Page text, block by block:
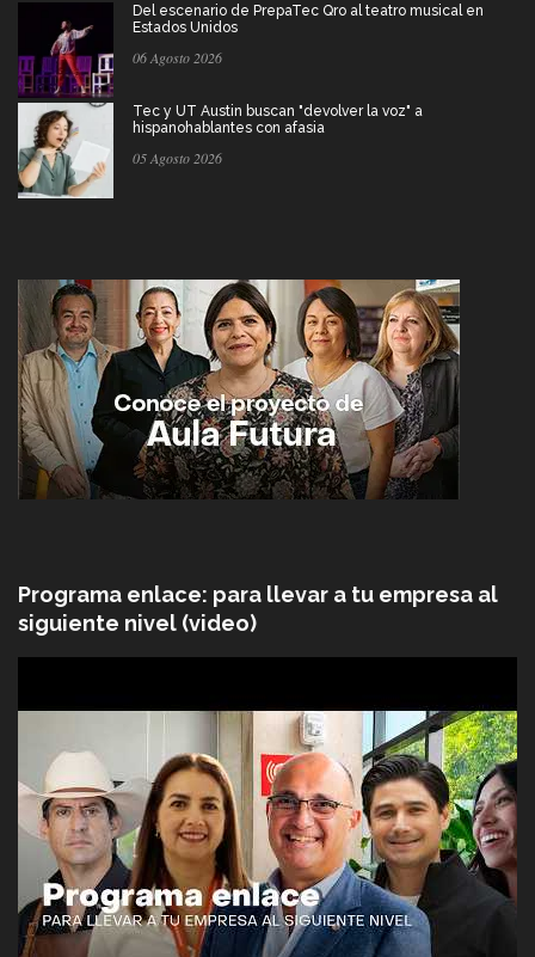
Del escenario de PrepaTec Qro al teatro musical en
Estados Unidos
06 Agosto 2026
Tec y UT Austin buscan "devolver la voz" a
hispanohablantes con afasia
05 Agosto 2026
Programa enlace: para llevar a tu empresa al
siguiente nivel (video)